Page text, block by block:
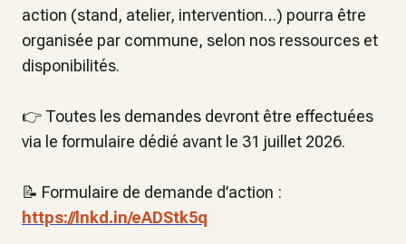
action (stand, atelier, intervention…) pourra être
organisée par commune, selon nos ressources et
disponibilités.
👉 Toutes les demandes devront être effectuées
via le formulaire dédié avant le 31 juillet 2026.
📝 Formulaire de demande d’action :
https://lnkd.in/eADStk5q